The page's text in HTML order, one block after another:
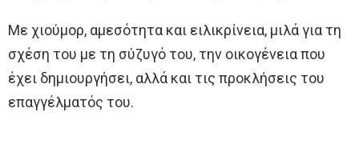
Με χιούμορ, αμεσότητα και ειλικρίνεια, μιλά για τη
σχέση του με τη σύζυγό του, την οικογένεια που
έχει δημιουργήσει, αλλά και τις προκλήσεις του
επαγγέλματός του.